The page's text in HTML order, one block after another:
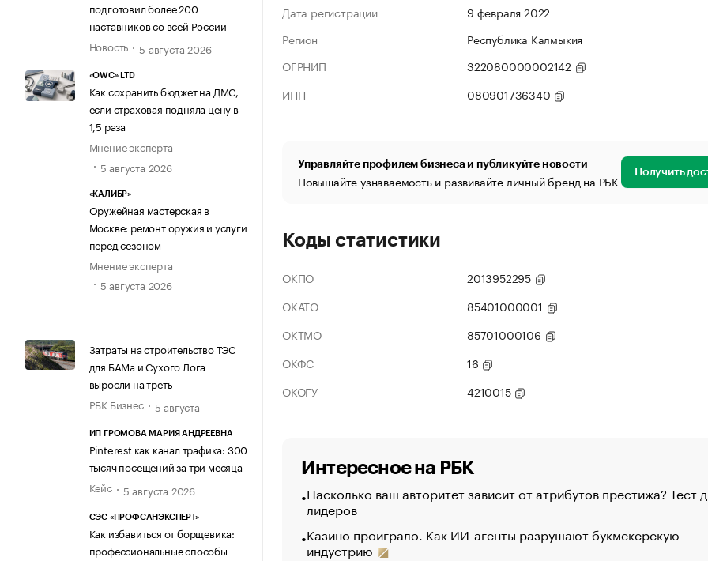
подготовил более 200
наставников со всей России
Новость
5 августа 2026
«OWC» LTD
Как сохранить бюджет на ДМС,
если страховая подняла цену в
1,5 раза
Мнение эксперта
5 августа 2026
«КАЛИБР»
Оружейная мастерская в
Москве: ремонт оружия и услуги
перед сезоном
Мнение эксперта
5 августа 2026
Затраты на строительство ТЭС
для БАМа и Сухого Лога
выросли на треть
РБК Бизнес
5 августа
ИП ГРОМОВА МАРИЯ АНДРЕЕВНА
Pinterest как канал трафика: 300
тысяч посещений за три месяца
Кейс
5 августа 2026
СЭС «ПРОФСАНЭКСПЕРТ»
Как избавиться от борщевика:
профессиональные способы
Дата регистрации
9 февраля 2022
Регион
Республика Калмыкия
ОГРНИП
322080000002142
ИНН
080901736340
Управляйте профилем бизнеса и публикуйте новости
Повышайте узнаваемость и развивайте личный бренд на РБК Получить
Коды статистики
ОКПО
2013952295
ОКАТО
85401000001
ОКТМО
85701000106
ОКФС
16
ОКОГУ
4210015
Интересное на РБК
Насколько ваш авторитет зависит от атрибутов престижа? Тест
лидеров
Казино проиграло. Как ИИ-агенты разрушают букмекерскую
индустрию